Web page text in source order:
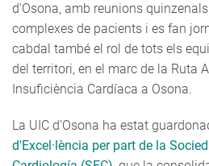
d'Osona, amb reunions
complexes de pacients i es fan
cabdal també el rol de tots els
del territori, en el marc de la Ruta
Insuficiència Cardíaca a Osona.
La UIC d'Osona ha estat
d'Excel·lència per part de la